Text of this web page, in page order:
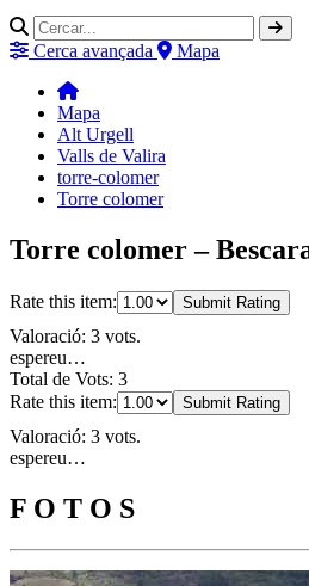
Cerca avançada Mapa
Mapa
Alt Urgell
Valls de Valira
torre-colomer
Torre colomer
Torre colomer –
Rate this item: Submit Rating
Valoració: 3 vots.
espereu…
Total de Vots: 3
Rate this item:
Submit Rating
Valoració: 3 vots.
espereu…
F O T O S